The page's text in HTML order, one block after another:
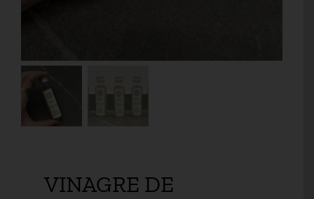
VINAGRE DE